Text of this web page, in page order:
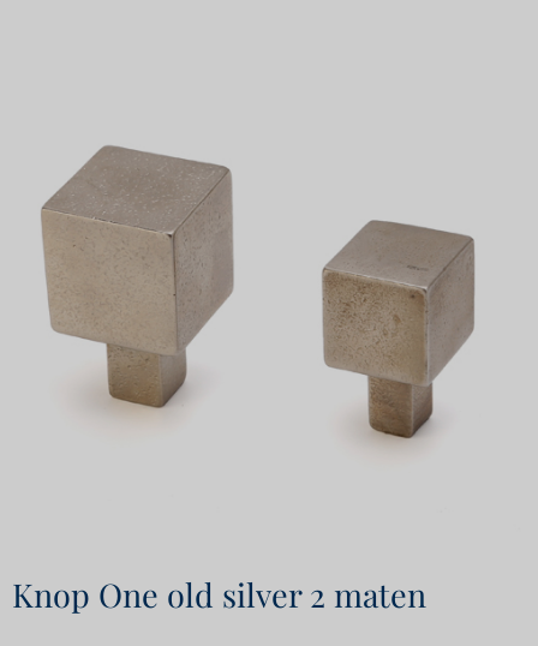
Knop One old silver 2 maten